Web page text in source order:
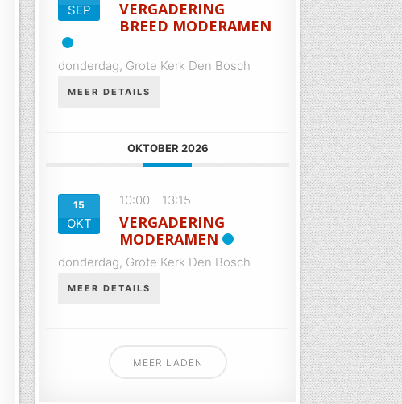
SEP
VERGADERING
BREED MODERAMEN
donderdag, Grote Kerk Den Bosch
MEER DETAILS
OKTOBER 2026
15
OKT
10:00 - 13:15
VERGADERING
MODERAMEN
donderdag, Grote Kerk Den Bosch
MEER DETAILS
MEER LADEN